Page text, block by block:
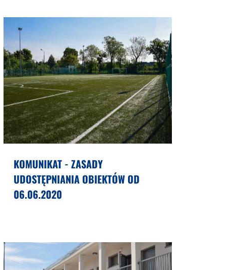
KOMUNIKAT - ZASADY
UDOSTĘPNIANIA OBIEKTÓW OD
06.06.2020